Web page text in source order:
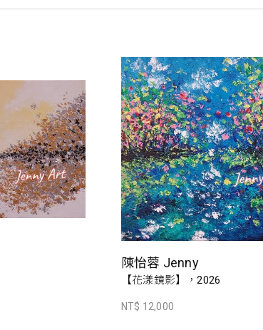
陳怡蓉 Jenny
【花漾鏡影】，2026
NT$ 12,000